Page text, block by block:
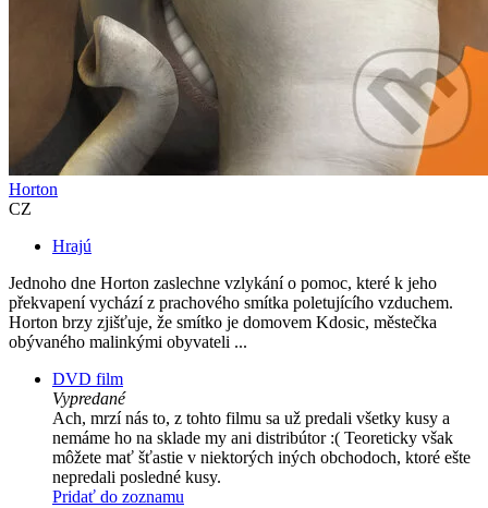
Horton
CZ
Hrajú
Jednoho dne Horton zaslechne vzlykání o pomoc, které k jeho
překvapení vychází z prachového smítka poletujícího vzduchem.
Horton brzy zjišťuje, že smítko je domovem Kdosic, městečka
obývaného malinkými obyvateli ...
DVD film
Vypredané
Ach, mrzí nás to, z tohto filmu sa už predali všetky kusy a
nemáme ho na sklade my ani distribútor :( Teoreticky však
môžete mať šťastie v niektorých iných obchodoch, ktoré ešte
nepredali posledné kusy.
Pridať do zoznamu